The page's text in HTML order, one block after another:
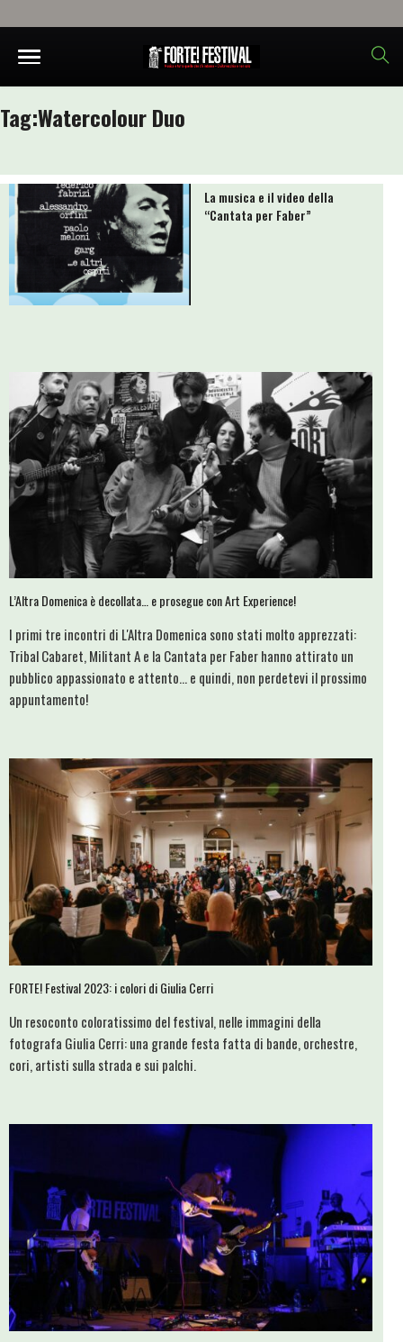
Tag:Watercolour Duo
La musica e il video della
“Cantata per Faber”
L’Altra Domenica è decollata… e prosegue con Art Experience!
I primi tre incontri di L'Altra Domenica sono stati molto apprezzati:
Tribal Cabaret, Militant A e la Cantata per Faber hanno attirato un
pubblico appassionato e attento... e quindi, non perdetevi il prossimo
appuntamento!
FORTE! Festival 2023: i colori di Giulia Cerri
Un resoconto coloratissimo del festival, nelle immagini della
fotografa Giulia Cerri: una grande festa fatta di bande, orchestre,
cori, artisti sulla strada e sui palchi.